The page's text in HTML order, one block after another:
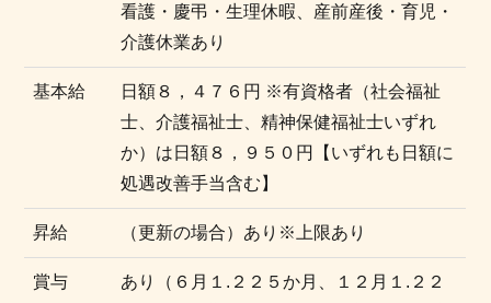
看護・慶弔・生理休暇、産前産後・育児・
介護休業あり
基本給
日額８，４７６円 ※有資格者（社会福祉
士、介護福祉士、精神保健福祉士いずれ
か）は日額８，９５０円【いずれも日額に
処遇改善手当含む】
昇給 （更新の場合）あり※上限あり
賞与
あり（６月１.２２５か月、１２月１.２２